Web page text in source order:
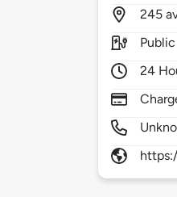
245
Public
24